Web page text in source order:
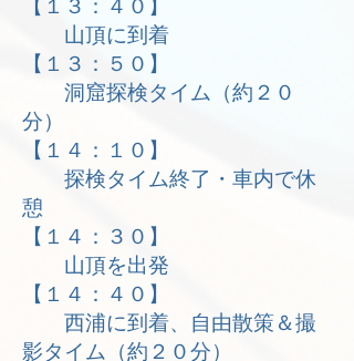
【１３：４０】
山頂に到着
【１３：５０】
洞窟探検タイム（約２０
分）
【１４：１０】
探検タイム終了・車内で休
憩
【１４：３０】
山頂を出発
【１４：４０】
西浦に到着、自由散策＆撮
影タイム（約２０分）